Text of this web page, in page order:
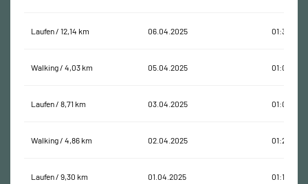
Laufen / 12,14 km 06.04.2025 01:34:50
Walking / 4,03 km 05.04.2025 01:09:47
Laufen / 8,71 km 03.04.2025 01:08:35
Walking / 4,86 km 02.04.2025 01:23:21
Laufen / 9,30 km 01.04.2025 01:17:35